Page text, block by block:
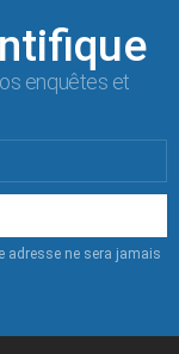
enquêtes et
adresse ne sera jamais